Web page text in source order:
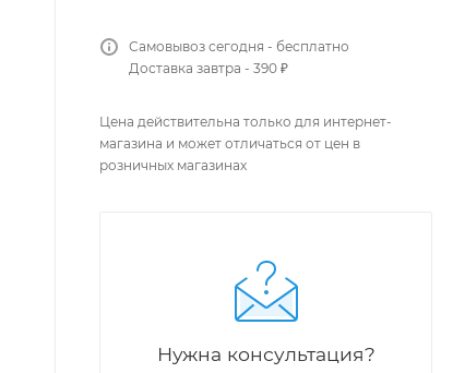
Самовывоз сегодня - бесплатно
Доставка завтра - 390 ₽
Цена действительна только для интернет-
магазина и может отличаться от цен в
розничных магазинах
Нужна консультация?